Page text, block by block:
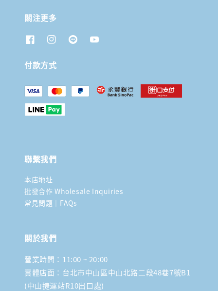
關注更多
付款方式
聯繫我們
本店地址
批發合作 Wholesale Inquiries
常見問題｜FAQs
關於我們
營業時間：11:00 ~ 20:00
實體店面：台北市中山區中山北路二段48巷7號B1
(中山捷運站R10出口處)